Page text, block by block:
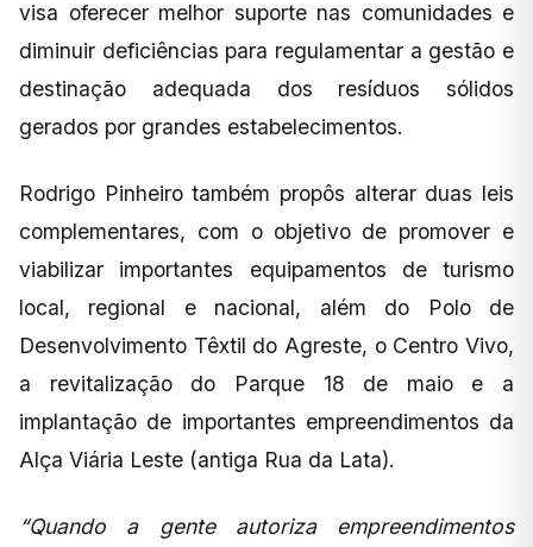
visa oferecer melhor suporte nas comunidades e
diminuir deficiências para regulamentar a gestão e
destinação adequada dos resíduos sólidos
gerados por grandes estabelecimentos.
Rodrigo Pinheiro também propôs alterar duas leis
complementares, com o objetivo de promover e
viabilizar importantes equipamentos de turismo
local, regional e nacional, além do Polo de
Desenvolvimento Têxtil do Agreste, o Centro Vivo,
a revitalização do Parque 18 de maio e a
implantação de importantes empreendimentos da
Alça Viária Leste (antiga Rua da Lata).
“Quando a gente autoriza empreendimentos